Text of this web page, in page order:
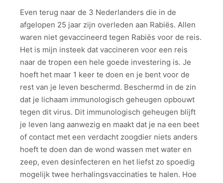
Even terug naar de 3 Nederlanders die in de
afgelopen 25 jaar zijn overleden aan Rabiës. Allen
waren niet gevaccineerd tegen Rabiës voor de reis.
Het is mijn insteek dat vaccineren voor een reis
naar de tropen een hele goede investering is. Je
hoeft het maar 1 keer te doen en je bent voor de
rest van je leven beschermd. Beschermd in de zin
dat je lichaam immunologisch geheugen opbouwt
tegen dit virus. Dit immunologisch geheugen blijft
je leven lang aanwezig en maakt dat je na een beet
of contact met een verdacht zoogdier niets anders
hoeft te doen dan de wond wassen met water en
zeep, even desinfecteren en het liefst zo spoedig
mogelijk twee herhalingsvaccinaties te halen. Hoe